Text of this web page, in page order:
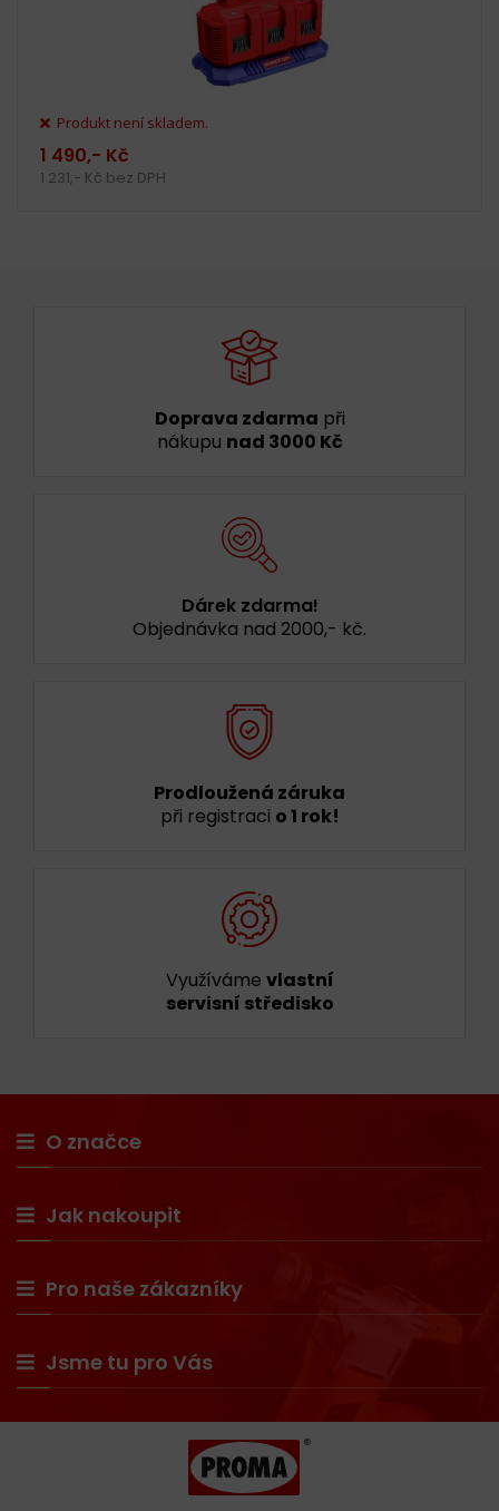
Produkt není skladem.
1 490,- Kč
1 231,- Kč bez DPH
Doprava zdarma při
nákupu nad 3000 Kč
Dárek zdarma!
Objednávka nad 2000,- kč.
Prodloužená záruka
při registraci o 1 rok!
Využíváme vlastní
servisní středisko
O značce
Jak nakoupit
Pro naše zákazníky
Jsme tu pro Vás